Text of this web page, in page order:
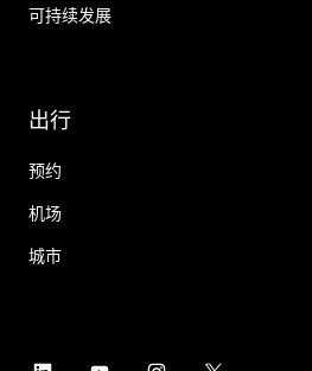
可持续发展
出行
预约
机场
城市